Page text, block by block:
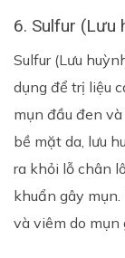
6. Sulfur (Lưu
Sulfur (Lưu
dụng để trị liệu
mụn đầu đen
bề mặt da, lưu
ra khỏi lỗ chân
khuẩn gây
và viêm do mụn